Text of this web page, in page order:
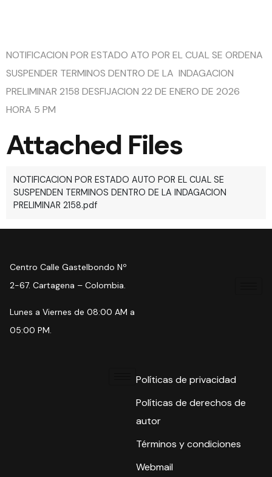
NOTIFICACION POR ESTADO ATO POR EL CUAL SE ORDENA
SUSPENDER TERMINOS DENTRO DE LA INDAGACION
PRELIMINAR 2158 DESFIJACION 22 DE ENERO DE 2026
HORA 5 PM
Attached Files
NOTIFICACION POR ESTADO AUTO POR EL CUAL SE
SUSPENDEN TERMINOS DENTRO DE LA INDAGACION
PRELIMINAR 2158.pdf
Centro Calle Gastelbondo Nº
2-67. Cartagena – Colombia.
Lunes a Viernes de 08:00 AM a
05:00 PM.
Políticas de privacidad
Políticas de derechos de
autor
Términos y condiciones
Webmail